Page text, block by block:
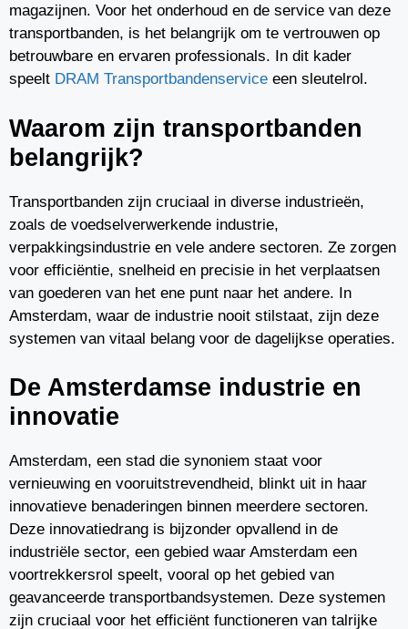
magazijnen. Voor het onderhoud en de service van deze
transportbanden, is het belangrijk om te vertrouwen op
betrouwbare en ervaren professionals. In dit kader
speelt DRAM Transportbandenservice een sleutelrol.
Waarom zijn transportbanden
belangrijk?
Transportbanden zijn cruciaal in diverse industrieën,
zoals de voedselverwerkende industrie,
verpakkingsindustrie en vele andere sectoren. Ze zorgen
voor efficiëntie, snelheid en precisie in het verplaatsen
van goederen van het ene punt naar het andere. In
Amsterdam, waar de industrie nooit stilstaat, zijn deze
systemen van vitaal belang voor de dagelijkse operaties.
De Amsterdamse industrie en
innovatie
Amsterdam, een stad die synoniem staat voor
vernieuwing en vooruitstrevendheid, blinkt uit in haar
innovatieve benaderingen binnen meerdere sectoren.
Deze innovatiedrang is bijzonder opvallend in de
industriële sector, een gebied waar Amsterdam een
voortrekkersrol speelt, vooral op het gebied van
geavanceerde transportbandsystemen. Deze systemen
zijn cruciaal voor het efficiënt functioneren van talrijke